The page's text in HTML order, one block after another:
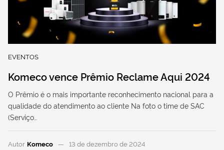
EVENTOS
Komeco vence Prêmio Reclame Aqui 2024
O Prêmio é o mais importante reconhecimento nacional para a
qualidade do atendimento ao cliente Na foto o time de SAC
(Serviço…
Autor Komeco 13 de dezembro de 2024